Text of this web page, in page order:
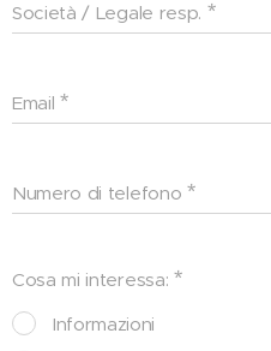
Società / Legale resp.
Email
Numero di telefono
Cosa mi interessa:
Informazioni